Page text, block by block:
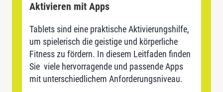
Aktivieren mit Apps
Tablets sind eine praktische Aktivierungshilfe,
um spielerisch die geistige und körperliche
Fitness zu fördern. In diesem Leitfaden finden
Sie viele hervorragende und passende Apps
mit unterschiedlichem Anforderungsniveau.